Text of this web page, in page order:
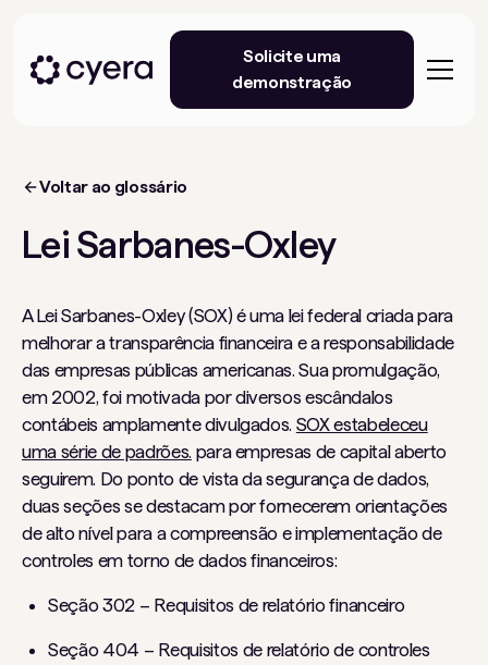
Solicite uma
demonstração
Voltar ao glossário
Lei Sarbanes-Oxley
A Lei Sarbanes-Oxley (SOX) é uma lei federal criada para
melhorar a transparência financeira e a responsabilidade
das empresas públicas americanas. Sua promulgação,
em 2002, foi motivada por diversos escândalos
contábeis amplamente divulgados. SOX estabeleceu
uma série de padrões. para empresas de capital aberto
seguirem. Do ponto de vista da segurança de dados,
duas seções se destacam por fornecerem orientações
de alto nível para a compreensão e implementação de
controles em torno de dados financeiros:
Seção 302 – Requisitos de relatório financeiro
Seção 404 – Requisitos de relatório de controles